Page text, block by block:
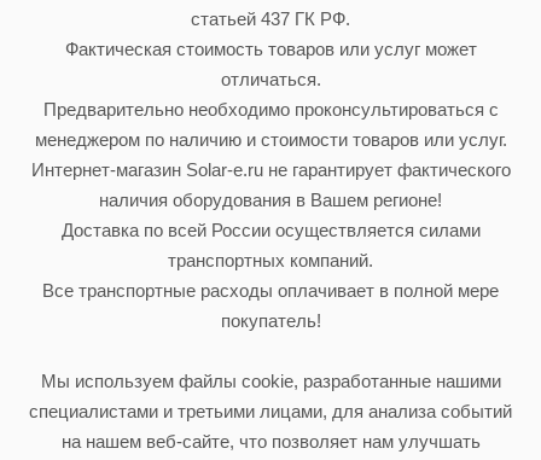
статьей 437 ГК РФ.
Фактическая стоимость товаров или услуг может
отличаться.
Предварительно необходимо проконсультироваться с
менеджером по наличию и стоимости товаров или услуг.
Интернет-магазин Solar-e.ru не гарантирует фактического
наличия оборудования в Вашем регионе!
Доставка по всей России осуществляется силами
транспортных компаний.
Все транспортные расходы оплачивает в полной мере
покупатель!
Мы используем файлы cookie, разработанные нашими
специалистами и третьими лицами, для анализа событий
на нашем веб-сайте, что позволяет нам улучшать